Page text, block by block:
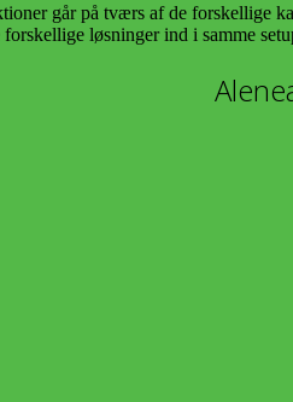
går på tværs af de forskellige
løsninger ind i samme